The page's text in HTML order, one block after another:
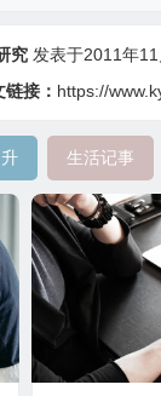
究 发表于2011年
接： https://
生活记事